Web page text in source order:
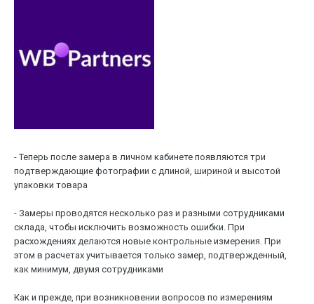
- Теперь после замера в личном кабинете появляются три
подтверждающие фотографии с длиной, шириной и высотой
упаковки товара
- Замеры проводятся несколько раз и разными сотрудниками
склада, чтобы исключить возможность ошибки. При
расхождениях делаются новые контрольные измерения. При
этом в расчетах учитывается только замер, подтвержденный,
как минимум, двумя сотрудниками
Как и прежде, при возникновении вопросов по измерениям